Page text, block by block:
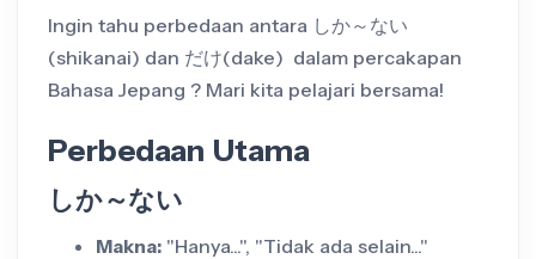
Ingin tahu perbedaan antara しか～ない
(shikanai) dan だけ(dake) dalam percakapan
Bahasa Jepang ? Mari kita pelajari bersama!
Perbedaan Utama
しか～ない
Makna: "Hanya...", "Tidak ada selain..."